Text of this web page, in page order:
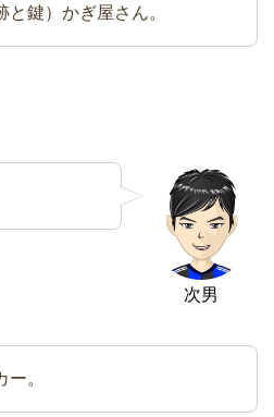
と鍵）かぎ屋さん。
次男
ー。